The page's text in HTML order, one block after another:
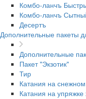
Комбо-ланчъ
Комбо-ланчъ
Десертъ
Дополнительные пакеты
Дополнительные
Пакет "Экзотик"
Тир
Катания на
Катания на упряжке